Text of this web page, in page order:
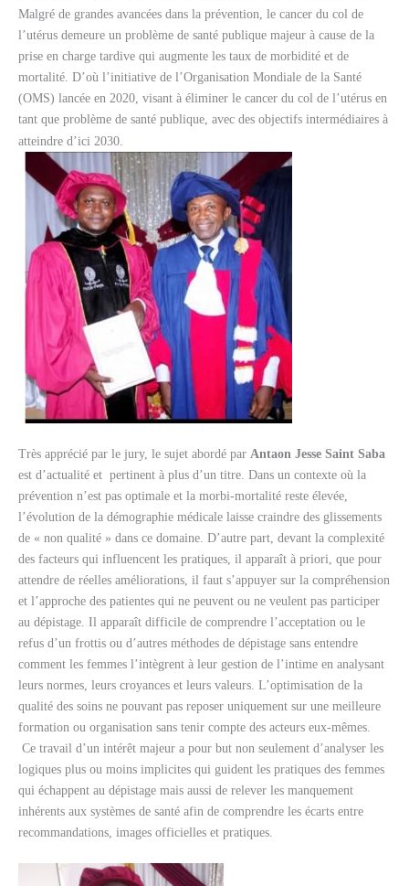
Malgré de grandes avancées dans la prévention, le cancer du col de
l’utérus demeure un problème de santé publique majeur à cause de la
prise en charge tardive qui augmente les taux de morbidité et de
mortalité. D’où l’initiative de l’Organisation Mondiale de la Santé
(OMS) lancée en 2020, visant à éliminer le cancer du col de l’utérus en
tant que problème de santé publique, avec des objectifs intermédiaires à
atteindre d’ici 2030.
Très apprécié par le jury, le sujet abordé par Antaon Jesse Saint Saba
est d’actualité et pertinent à plus d’un titre. Dans un contexte où la
prévention n’est pas optimale et la morbi-mortalité reste élevée,
l’évolution de la démographie médicale laisse craindre des glissements
de « non qualité » dans ce domaine. D’autre part, devant la complexité
des facteurs qui influencent les pratiques, il apparaît à priori, que pour
attendre de réelles améliorations, il faut s’appuyer sur la compréhension
et l’approche des patientes qui ne peuvent ou ne veulent pas participer
au dépistage. Il apparaît difficile de comprendre l’acceptation ou le
refus d’un frottis ou d’autres méthodes de dépistage sans entendre
comment les femmes l’intègrent à leur gestion de l’intime en analysant
leurs normes, leurs croyances et leurs valeurs. L’optimisation de la
qualité des soins ne pouvant pas reposer uniquement sur une meilleure
formation ou organisation sans tenir compte des acteurs eux-mêmes.
Ce travail d’un intérêt majeur a pour but non seulement d’analyser les
logiques plus ou moins implicites qui guident les pratiques des femmes
qui échappent au dépistage mais aussi de relever les manquement
inhérents aux systèmes de santé afin de comprendre les écarts entre
recommandations, images officielles et pratiques.